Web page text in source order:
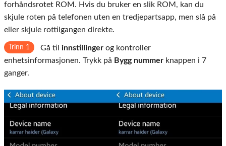
forhåndsrotet ROM. Hvis du bruker en slik ROM, kan du
skjule roten på telefonen uten en tredjepartsapp, men slå på
eller skjule rottilgangen direkte.
Trinn 1 Gå til innstillinger og kontroller
enhetsinformasjonen. Trykk på Bygg nummer knappen i 7
ganger.